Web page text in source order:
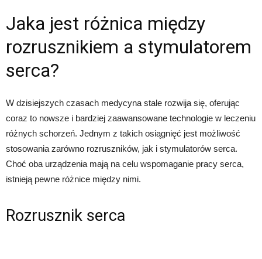
Jaka jest różnica między
rozrusznikiem a stymulatorem
serca?
W dzisiejszych czasach medycyna stale rozwija się, oferując
coraz to nowsze i bardziej zaawansowane technologie w leczeniu
różnych schorzeń. Jednym z takich osiągnięć jest możliwość
stosowania zarówno rozruszników, jak i stymulatorów serca.
Choć oba urządzenia mają na celu wspomaganie pracy serca,
istnieją pewne różnice między nimi.
Rozrusznik serca